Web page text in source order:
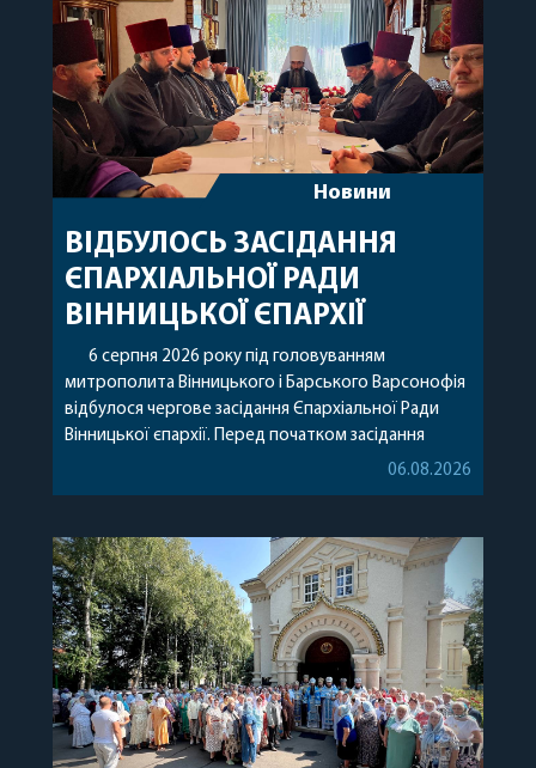
Новини
ВІДБУЛОСЬ ЗАСІДАННЯ
ЄПАРХІАЛЬНОЇ РАДИ
ВІННИЦЬКОЇ ЄПАРХІЇ
6 серпня 2026 року під головуванням
митрополита Вінницького і Барського Варсонофія
відбулося чергове засідання Єпархіальної Ради
Вінницької єпархії. Перед початком засідання
секретар Єпархіальної Ради від імені членів Ради
побажавши йому міцного здоров’я, Божої
допомоги, миру, духовної радості та
благословенних успіхів у подальшому
архіпастирському служінні. […]
06.08.2026